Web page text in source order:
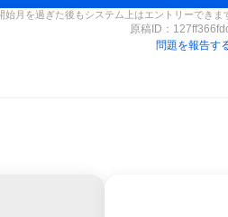
始月を過ぎた後もシステム上はエントリーでき
原稿ID：
問題を報告す